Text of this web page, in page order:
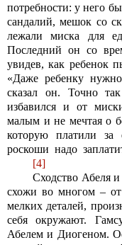
потребности: у него
сандалий, мешок со
лежали миска для
Последний он со
увидев, как ребенок
«Даже ребенку
сказал он. Точно
избавился и от
малым и не мечтая о
которую платили за
роскоши надо
[4]
Сходство Абеля
схожи во многом –
мелких деталей,
себя окружают.
Абелем и Диогеном.